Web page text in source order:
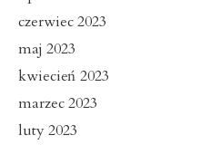
czerwiec 2023
maj 2023
kwiecień 2023
marzec 2023
luty 2023